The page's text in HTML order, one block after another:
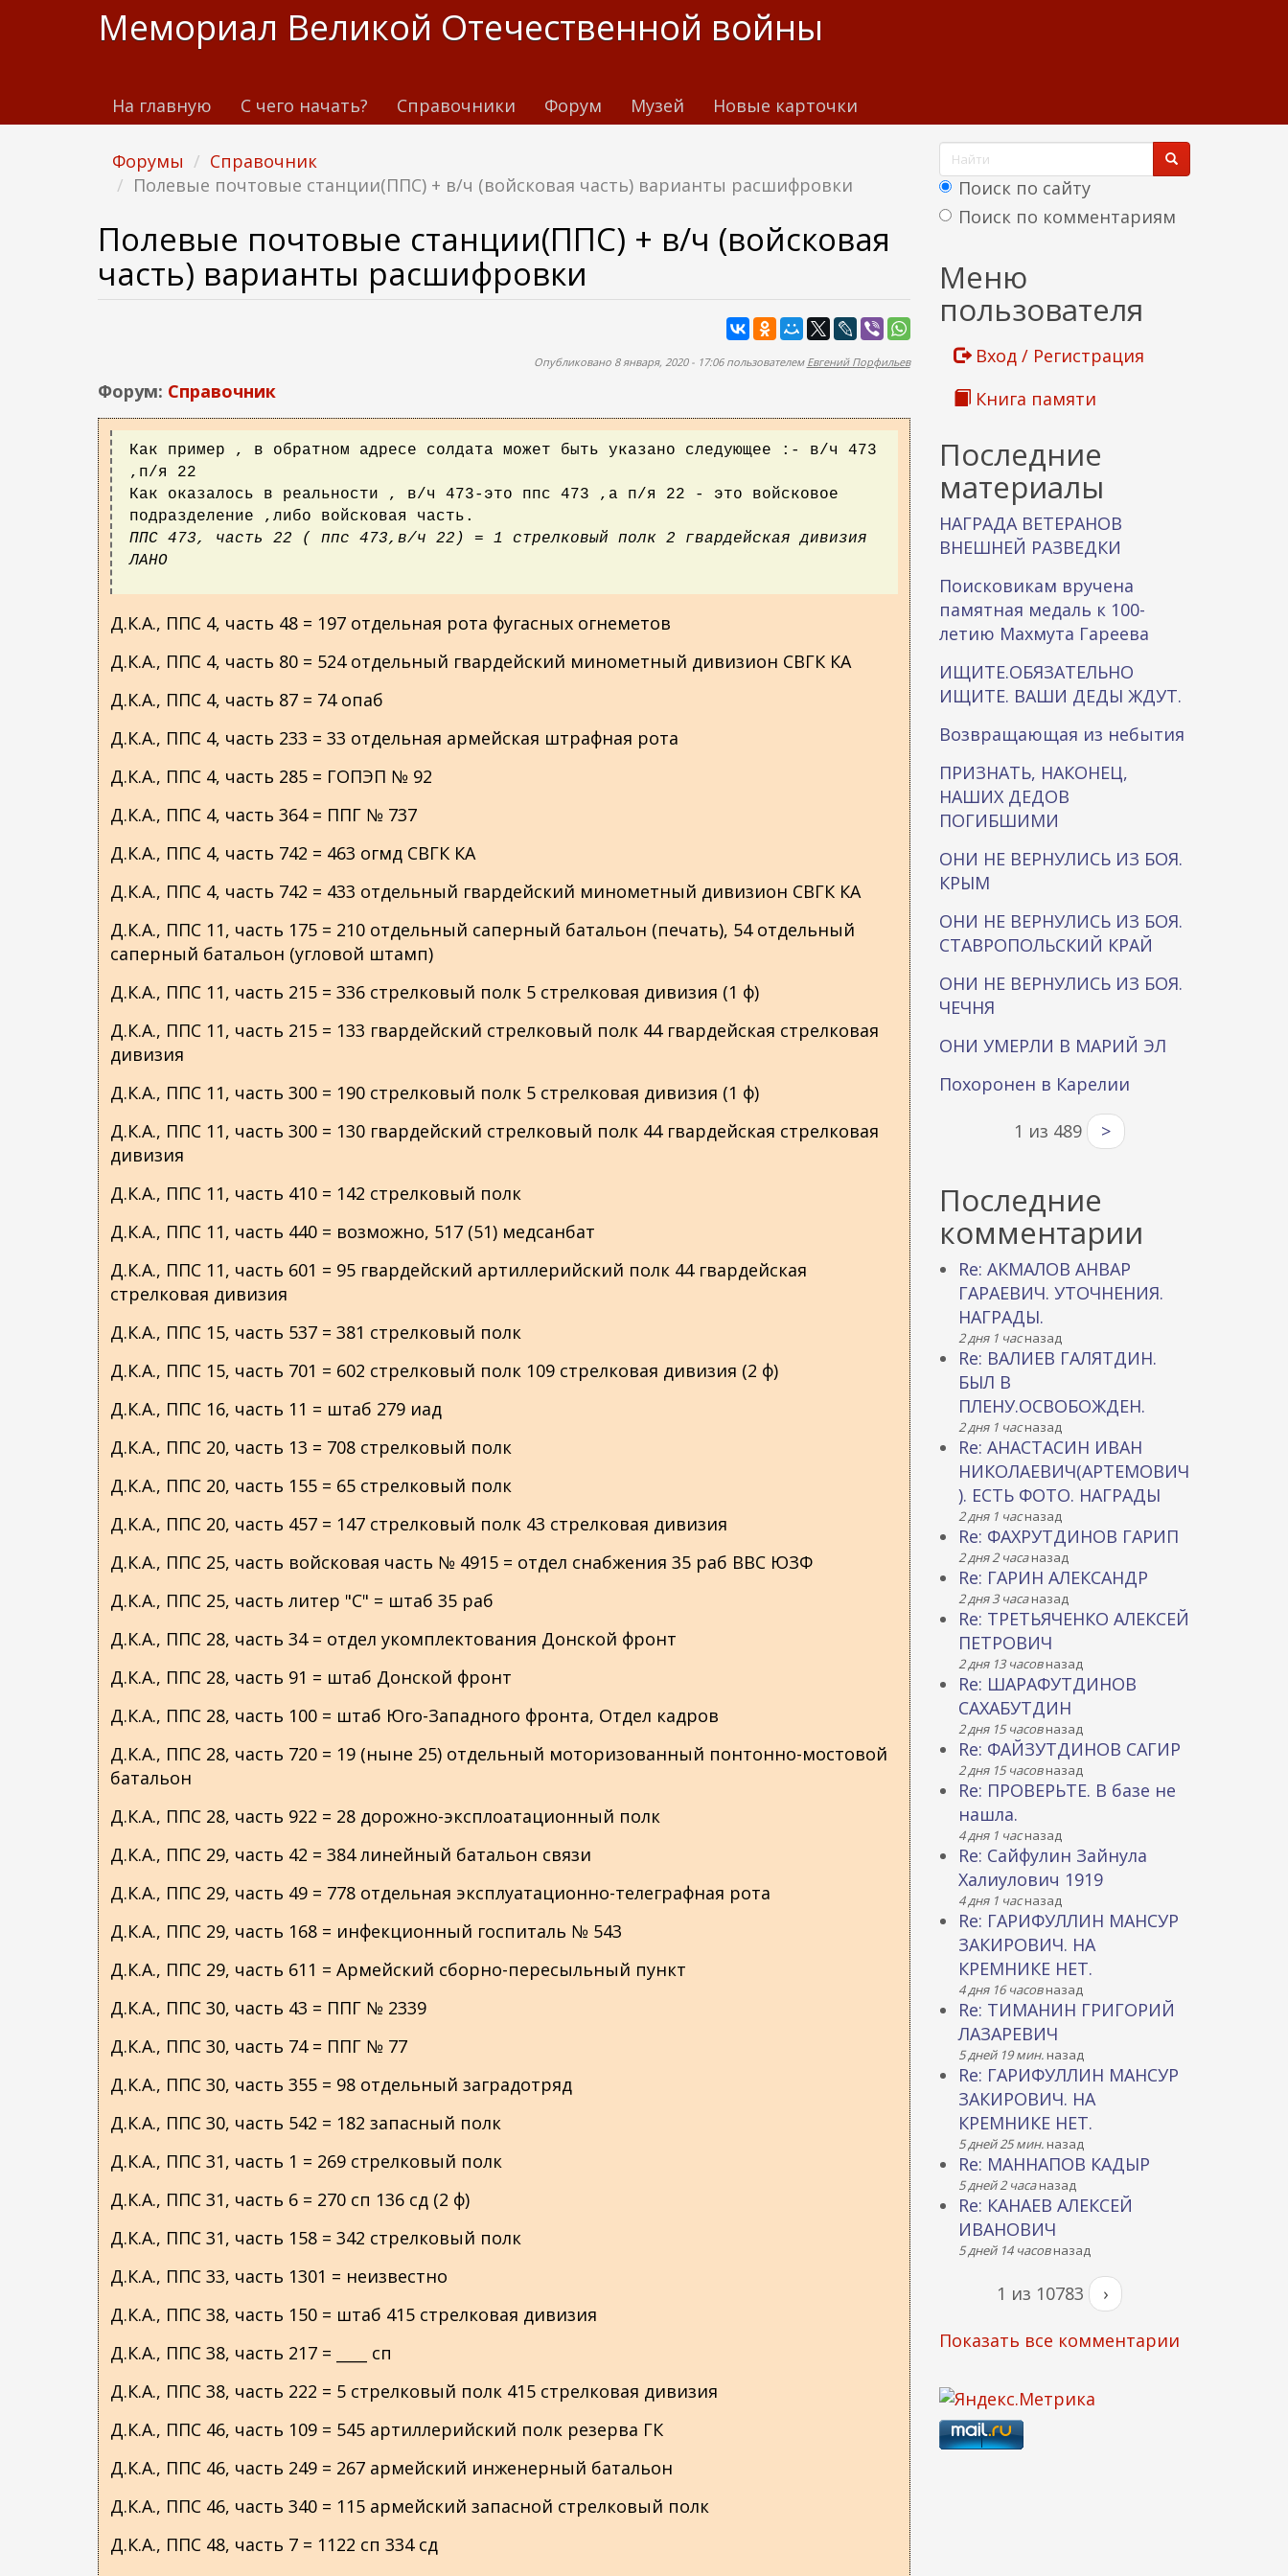
т
Мемориал Великой Отечественной войны
На главную С чего начать? Справочники Форум Музей Новые карточки
Форумы
Справочник
Полевые почтовые станции(ППС) + в/ч (войсковая часть) варианты расшифровки
Полевые почтовые станции(ППС) + в/ч (войсковая
часть) варианты расшифровки
Опубликовано 8 января, 2020 - 17:06 пользователем Евгений Порфильев
Форум: Справочник
Как пример , в обратном адресе солдата может быть указано следующее :- в/ч 473
,п/я 22
Как оказалось в реальности , в/ч 473-это ппс 473 ,а п/я 22 - это войсковое
подразделение ,либо войсковая часть.
ППС 473, часть 22 ( ппс 473,в/ч 22) = 1 стрелковый полк 2 гвардейская дивизия
ЛАНО
Д.К.А., ППС 4, часть 48 = 197 отдельная рота фугасных огнеметов
Д.К.А., ППС 4, часть 80 = 524 отдельный гвардейский минометный дивизион СВГК КА
Д.К.А., ППС 4, часть 87 = 74 опаб
Д.К.А., ППС 4, часть 233 = 33 отдельная армейская штрафная рота
Д.К.А., ППС 4, часть 285 = ГОПЭП № 92
Д.К.А., ППС 4, часть 364 = ППГ № 737
Д.К.А., ППС 4, часть 742 = 463 огмд СВГК КА
Д.К.А., ППС 4, часть 742 = 433 отдельный гвардейский минометный дивизион СВГК КА
Д.К.А., ППС 11, часть 175 = 210 отдельный саперный батальон (печать), 54 отдельный
саперный батальон (угловой штамп)
Д.К.А., ППС 11, часть 215 = 336 стрелковый полк 5 стрелковая дивизия (1 ф)
Д.К.А., ППС 11, часть 215 = 133 гвардейский стрелковый полк 44 гвардейская стрелковая
дивизия
Д.К.А., ППС 11, часть 300 = 190 стрелковый полк 5 стрелковая дивизия (1 ф)
Д.К.А., ППС 11, часть 300 = 130 гвардейский стрелковый полк 44 гвардейская стрелковая
дивизия
Д.К.А., ППС 11, часть 410 = 142 стрелковый полк
Д.К.А., ППС 11, часть 440 = возможно, 517 (51) медсанбат
Д.К.А., ППС 11, часть 601 = 95 гвардейский артиллерийский полк 44 гвардейская
стрелковая дивизия
Д.К.А., ППС 15, часть 537 = 381 стрелковый полк
Д.К.А., ППС 15, часть 701 = 602 стрелковый полк 109 стрелковая дивизия (2 ф)
Д.К.А., ППС 16, часть 11 = штаб 279 иад
Д.К.А., ППС 20, часть 13 = 708 стрелковый полк
Д.К.А., ППС 20, часть 155 = 65 стрелковый полк
Д.К.А., ППС 20, часть 457 = 147 стрелковый полк 43 стрелковая дивизия
Д.К.А., ППС 25, часть войсковая часть № 4915 = отдел снабжения 35 раб ВВС ЮЗФ
Д.К.А., ППС 25, часть литер "С" = штаб 35 раб
Д.К.А., ППС 28, часть 34 = отдел укомплектования Донской фронт
Д.К.А., ППС 28, часть 91 = штаб Донской фронт
Д.К.А., ППС 28, часть 100 = штаб Юго-Западного фронта, Отдел кадров
Д.К.А., ППС 28, часть 720 = 19 (ныне 25) отдельный моторизованный понтонно-мостовой
батальон
Д.К.А., ППС 28, часть 922 = 28 дорожно-эксплоатационный полк
Д.К.А., ППС 29, часть 42 = 384 линейный батальон связи
Д.К.А., ППС 29, часть 49 = 778 отдельная эксплуатационно-телеграфная рота
Д.К.А., ППС 29, часть 168 = инфекционный госпиталь № 543
Д.К.А., ППС 29, часть 611 = Армейский сборно-пересыльный пункт
Д.К.А., ППС 30, часть 43 = ППГ № 2339
Д.К.А., ППС 30, часть 74 = ППГ № 77
Д.К.А., ППС 30, часть 355 = 98 отдельный заградотряд
Д.К.А., ППС 30, часть 542 = 182 запасный полк
Д.К.А., ППС 31, часть 1 = 269 стрелковый полк
Д.К.А., ППС 31, часть 6 = 270 сп 136 сд (2 ф)
Д.К.А., ППС 31, часть 158 = 342 стрелковый полк
Д.К.А., ППС 33, часть 1301 = неизвестно
Д.К.А., ППС 38, часть 150 = штаб 415 стрелковая дивизия
Д.К.А., ППС 38, часть 217 = ____ сп
Д.К.А., ППС 38, часть 222 = 5 стрелковый полк 415 стрелковая дивизия
Д.К.А., ППС 46, часть 109 = 545 артиллерийский полк резерва ГК
Д.К.А., ППС 46, часть 249 = 267 армейский инженерный батальон
Д.К.А., ППС 46, часть 340 = 115 армейский запасной стрелковый полк
Д.К.А., ППС 48, часть 7 = 1122 сп 334 сд
Ф
о
р
а
п
о
и
к
а
Поиск по сайту
Поиск по комментариям
Меню
пользователя
Вход / Регистрация
Книга памяти
Последние
материалы
НАГРАДА ВЕТЕРАНОВ
ВНЕШНЕЙ РАЗВЕДКИ
Поисковикам вручена
памятная медаль к 100-
летию Махмута Гареева
ИЩИТЕ.ОБЯЗАТЕЛЬНО
ИЩИТЕ. ВАШИ ДЕДЫ ЖДУТ.
Возвращающая из небытия
ПРИЗНАТЬ, НАКОНЕЦ,
НАШИХ ДЕДОВ
ПОГИБШИМИ
ОНИ НЕ ВЕРНУЛИСЬ ИЗ БОЯ.
КРЫМ
ОНИ НЕ ВЕРНУЛИСЬ ИЗ БОЯ.
СТАВРОПОЛЬСКИЙ КРАЙ
ОНИ НЕ ВЕРНУЛИСЬ ИЗ БОЯ.
ЧЕЧНЯ
ОНИ УМЕРЛИ В МАРИЙ ЭЛ
Похоронен в Карелии
1 из 489 >
Последние
комментарии
Re: АКМАЛОВ АНВАР
ГАРАЕВИЧ. УТОЧНЕНИЯ.
НАГРАДЫ.
2 дня 1 часназад
Re: ВАЛИЕВ ГАЛЯТДИН.
БЫЛ В
ПЛЕНУ.ОСВОБОЖДЕН.
2 дня 1 часназад
Re: АНАСТАСИН ИВАН
НИКОЛАЕВИЧ(АРТЕМОВИЧ
). ЕСТЬ ФОТО. НАГРАДЫ
2 дня 1 часназад
Re: ФАХРУТДИНОВ ГАРИП
2 дня 2 часаназад
Re: ГАРИН АЛЕКСАНДР
2 дня 3 часаназад
Re: ТРЕТЬЯЧЕНКО АЛЕКСЕЙ
ПЕТРОВИЧ
2 дня 13 часовназад
Re: ШАРАФУТДИНОВ
САХАБУТДИН
2 дня 15 часовназад
Re: ФАЙЗУТДИНОВ САГИР
2 дня 15 часовназад
Re: ПРОВЕРЬТЕ. В базе не
нашла.
4 дня 1 часназад
Re: Сайфулин Зайнула
Халиулович 1919
4 дня 1 часназад
Re: ГАРИФУЛЛИН МАНСУР
ЗАКИРОВИЧ. НА
КРЕМНИКЕ НЕТ.
4 дня 16 часовназад
Re: ТИМАНИН ГРИГОРИЙ
ЛАЗАРЕВИЧ
5 дней 19 мин.назад
Re: ГАРИФУЛЛИН МАНСУР
ЗАКИРОВИЧ. НА
КРЕМНИКЕ НЕТ.
5 дней 25 мин.назад
Re: МАННАПОВ КАДЫР
5 дней 2 часаназад
Re: КАНАЕВ АЛЕКСЕЙ
ИВАНОВИЧ
5 дней 14 часовназад
1 из 10783 ›
Показать все комментарии